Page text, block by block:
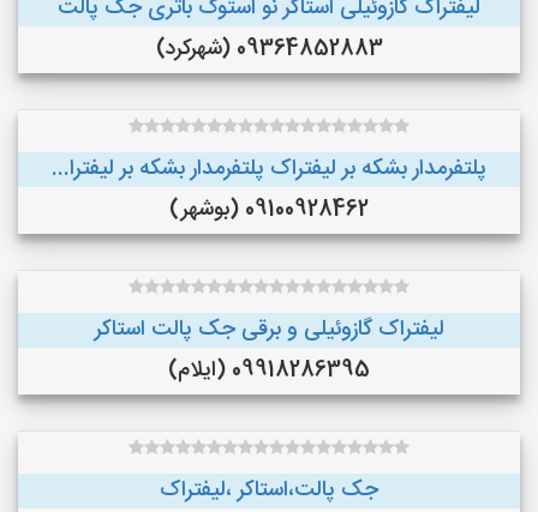
لیفتراک گازوئیلی استاکر نو استوک باتری جک پالت
09364852883 (شهرکرد)
پلتفرمدار بشکه بر لیفتراک پلتفرمدار بشکه بر لیفترا...
09100928462 (بوشهر)
لیفتراک گازوئیلی و برقی جک پالت استاکر
09918286395 (ایلام)
جک پالت،استاکر ،لیفتراک